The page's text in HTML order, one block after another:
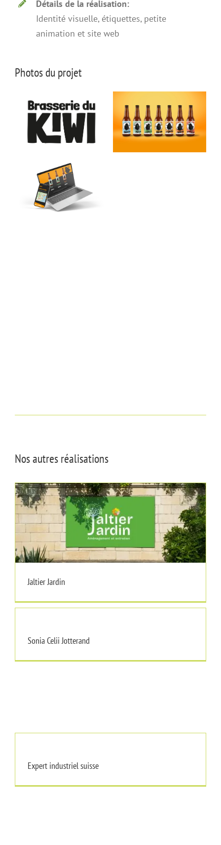
Détails de la réalisation:
Identité visuelle, étiquettes, petite
animation et site web
Photos du projet
Nos autres réalisations
Jaltier Jardin
Jaltier Jardin
Sonia Celii Jotterand
Expert industriel suisse